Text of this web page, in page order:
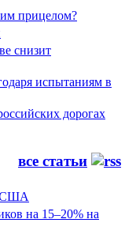
прицелом?
снизит
испытаниям в
дорогах
все статьи
США
на 15–20% на